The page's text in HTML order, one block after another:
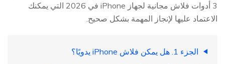
3 أدوات فلاش مجانية لجهاز iPhone في 2026 التي يمكنك
الاعتماد عليها لإنجاز المهمة بشكل صحيح.
الجزء 1. هل يمكن فلاش iPhone يدويًا؟